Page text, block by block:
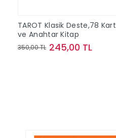
TAROT Klasik Deste,78 Kart
ve Anahtar Kitap
350,00 TL 245,00 TL